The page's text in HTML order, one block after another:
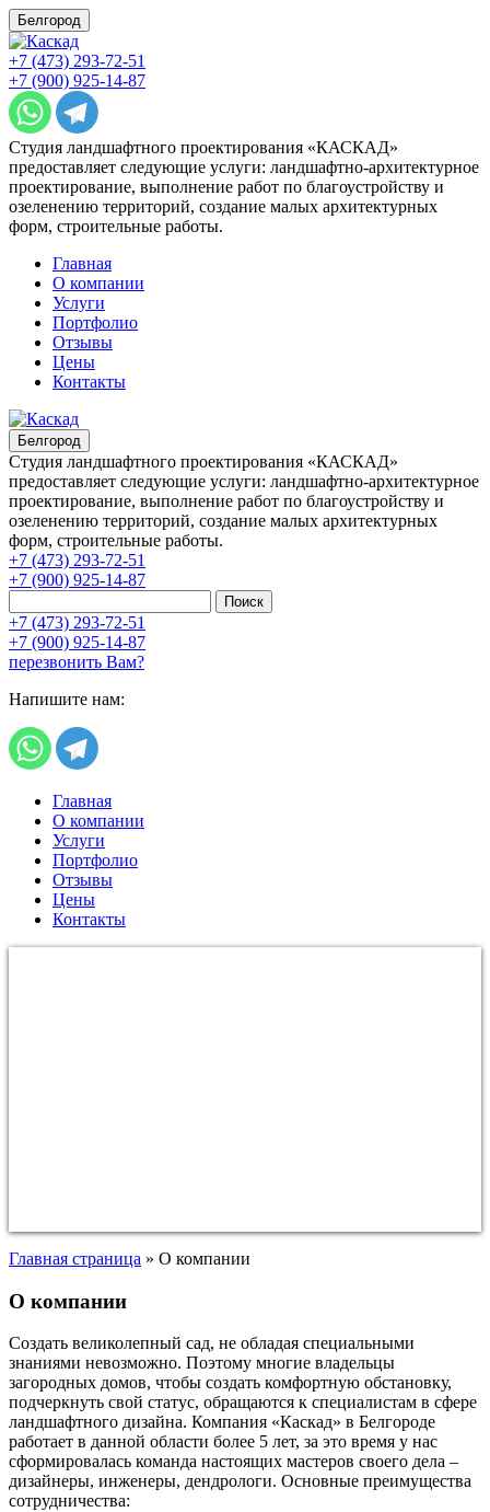
Белгород
+7 (473) 293-72-51
+7 (900) 925-14-87
Студия ландшафтного проектирования «КАСКАД»
предоставляет следующие услуги: ландшафтно-архитектурное
проектирование, выполнение работ по благоустройству и
озеленению территорий, создание малых архитектурных
форм, строительные работы.
Главная
О компании
Услуги
Портфолио
Отзывы
Цены
Контакты
Белгород
Студия ландшафтного проектирования «КАСКАД»
предоставляет следующие услуги: ландшафтно-архитектурное
проектирование, выполнение работ по благоустройству и
озеленению территорий, создание малых архитектурных
форм, строительные работы.
+7 (473) 293-72-51
+7 (900) 925-14-87
Поиск
+7 (473) 293-72-51
+7 (900) 925-14-87
перезвонить Вам?
Напишите нам:
Главная
О компании
Услуги
Портфолио
Отзывы
Цены
Контакты
Главная страница » О компании
О компании
Создать великолепный сад, не обладая специальными
знаниями невозможно. Поэтому многие владельцы
загородных домов, чтобы создать комфортную обстановку,
подчеркнуть свой статус, обращаются к специалистам в сфере
ландшафтного дизайна. Компания «Каскад» в Белгороде
работает в данной области более 5 лет, за это время у нас
сформировалась команда настоящих мастеров своего дела –
дизайнеры, инженеры, дендрологи. Основные преимущества
сотрудничества: